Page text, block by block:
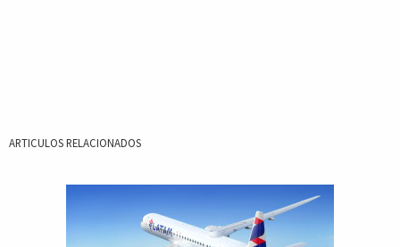
ARTICULOS RELACIONADOS